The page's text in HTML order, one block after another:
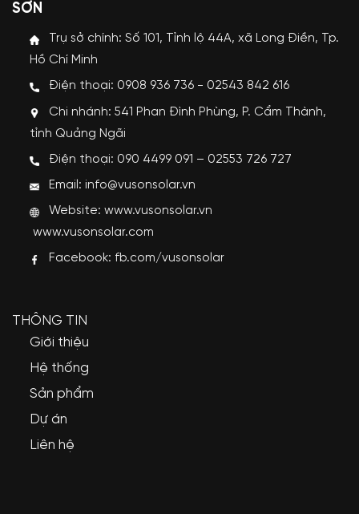
SƠN
Trụ sở chính: Số 101, Tỉnh lộ 44A, xã Long Điền, Tp.
Hồ Chí Minh
Điện thoại: 0908 936 736 - 02543 842 616
Chi nhánh: 541 Phan Đình Phùng, P. Cẩm Thành,
tỉnh Quảng Ngãi
Điện thoại: 090 4499 091 – 02553 726 727
Email: info@vusonsolar.vn
Website:www.vusonsolar.vn
www.vusonsolar.com
Facebook: fb.com/vusonsolar
THÔNG TIN
Giới thiệu
Hệ thống
Sản phẩm
Dự án
Liên hệ